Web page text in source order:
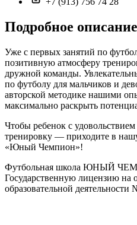
Подробное описание
Уже с первых занятий по
позитивную атмосферу
дружной команды.
по футболу для мальчиков и
авторской методике нашими
максимально раскрыть
Чтобы ребенок с
тренировку — приходите в
«Юный Чемпион»!
Футбольная школа ЮНЫЙ
Государственную лицензию на
образовательной